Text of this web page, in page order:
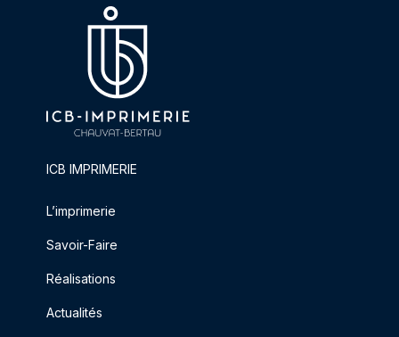
ICB IMPRIMERIE
L’imprimerie
Savoir-Faire
Réalisations
Actualités